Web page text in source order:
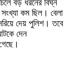
বড় ধরনের বিঘ্ন
কম ছিল। বেলা
দেয় পুলিশ। তবে
দেন